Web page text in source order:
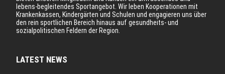
lebens-begleitendes Sportangebot. Wir leben Kooperationen mit
Krankenkassen, Kindergärten und Schulen und engagieren uns über
den rein sportlichen Bereich hinaus auf gesundheits- und
sozialpolitischen Feldern der Region.
LATEST NEWS